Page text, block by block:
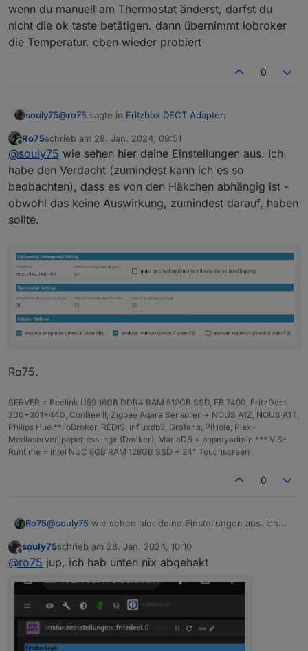
wenn du manuell am Thermostat änderst, darfst du
nicht die ok taste betätigen. dann übernimmt iobroker
die Temperatur. eben wieder probiert
0
souly75@ro75 sagte in Fritzbox DECT Adapter:
@souly75und wie sieht es mit einem Zeitplan
über die Fritzbox aus? Adapterupdate regulär
oder via GIT?
Ro75.
ich hab Zeitpläne in der Box ausgeschaltet und nutze
den HeatingControl Adapter.
wenn du manuell am Thermostat änderst, darfst du
Online
Ro75schrieb am 28. Jan. 2024, 09:51
zuletzt editiert von
@souly75 wie sehen hier deine Einstellungen aus. Ich
habe den Verdacht (zumindest kann ich es so
beobachten), dass es von den Häkchen abhängig ist -
obwohl das keine Auswirkung, zumindest darauf, haben
sollte.
Ro75.
SERVER = Beelink U59 16GB DDR4 RAM 512GB SSD, FB 7490, FritzDect
200+301+440, ConBee II, Zigbee Aqara Sensoren + NOUS A1Z, NOUS A1T,
Philips Hue ** ioBroker, REDIS, influxdb2, Grafana, PiHole, Plex-
Mediaserver, paperless-ngx (Docker), MariaDB + phpmyadmin *** VIS-
Runtime = Intel NUC 8GB RAM 128GB SSD + 24" Touchscreen
0
Ro75@souly75 wie sehen hier deine Einstellungen aus. Ich
beobachten), dass es von den Häkchen abhängig ist -
obwohl das keine Auswirkung, zumindest darauf, haben
Ro75.
Offline
souly75schrieb am 28. Jan. 2024, 10:10
zuletzt editiert von
@ro75 jup, ich hab unten nix abgehakt